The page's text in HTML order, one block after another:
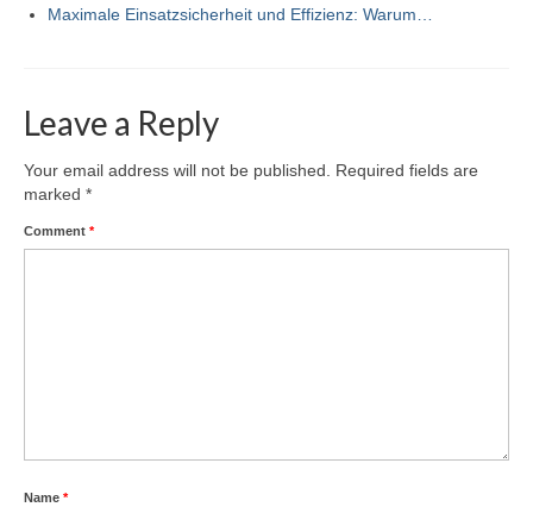
Maximale Einsatzsicherheit und Effizienz: Warum…
Leave a Reply
Your email address will not be published.
Required fields are
marked *
Comment *
Name *